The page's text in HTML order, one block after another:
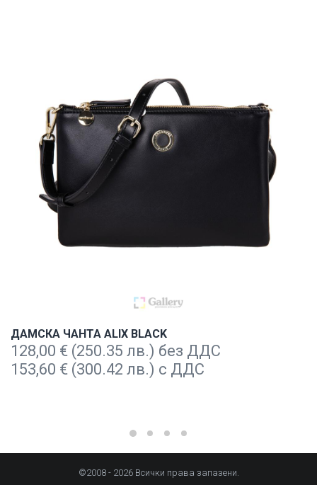
ДАМСКА ЧАНТА ALIX BLACK
128,00 € (250.35 лв.) без ДДС
153,60 € (300.42 лв.) с ДДС
©2008 - 2026 Всички права запазени.